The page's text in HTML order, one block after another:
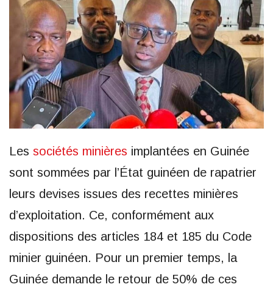
Les sociétés minières implantées en Guinée
sont sommées par l’État guinéen de rapatrier
leurs devises issues des recettes minières
d’exploitation. Ce, conformément aux
dispositions des articles 184 et 185 du Code
minier guinéen. Pour un premier temps, la
Guinée demande le retour de 50% de ces